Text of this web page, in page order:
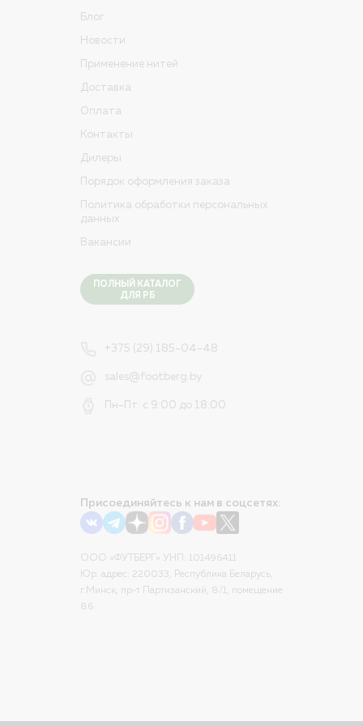
Блог
Новости
Применение нитей
Доставка
Оплата
Контакты
Дилеры
Порядок оформления заказа
Политика обработки персональных
данных
Вакансии
ПОЛНЫЙ КАТАЛОГ
ДЛЯ РБ
+375 (29) 185-04-48
sales@footberg.by
Пн-Пт: с 9:00 до 18:00
Присоединяйтесь к нам в соцсетях:
ООО «ФУТБЕРГ» УНП: 101496411
Юр. адрес: 220033, Республика Беларусь,
г.Минск, пр-т Партизанский, 8/1, помещение
86